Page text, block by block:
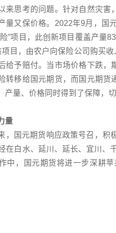
来思考的问题。针对自然灾害
量又保价格。2022年9月，国
”项目，此创新项目覆盖产量
目，由农户向保险公司购买
给予赔付。当市场价格下跌
转移给国元期货，而国元期
产量、价格同时得到了保障，
量
，国元期货响应政策号召，积
在白水、延川、延长、宜川、
中，国元期货将进一步深耕